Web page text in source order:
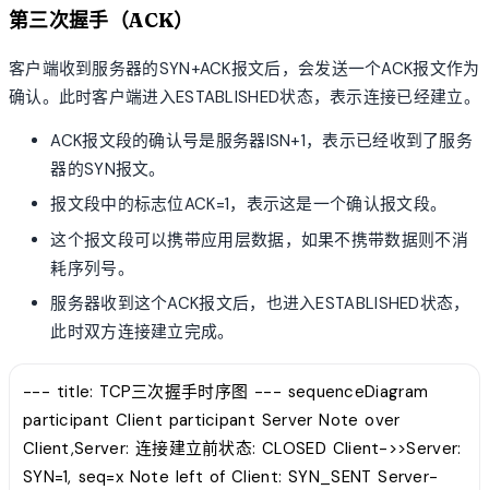
第三次握手（ACK）
客户端收到服务器的SYN+ACK报文后，会发送一个ACK报文作为
确认。此时客户端进入ESTABLISHED状态，表示连接已经建立。
ACK报文段的确认号是服务器ISN+1，表示已经收到了服务
器的SYN报文。
报文段中的标志位ACK=1，表示这是一个确认报文段。
这个报文段可以携带应用层数据，如果不携带数据则不消
耗序列号。
服务器收到这个ACK报文后，也进入ESTABLISHED状态，
此时双方连接建立完成。
--- title: TCP三次握手时序图 --- sequenceDiagram
participant Client participant Server Note over
Client,Server: 连接建立前状态: CLOSED Client->>Server:
SYN=1, seq=x Note left of Client: SYN_SENT Server-